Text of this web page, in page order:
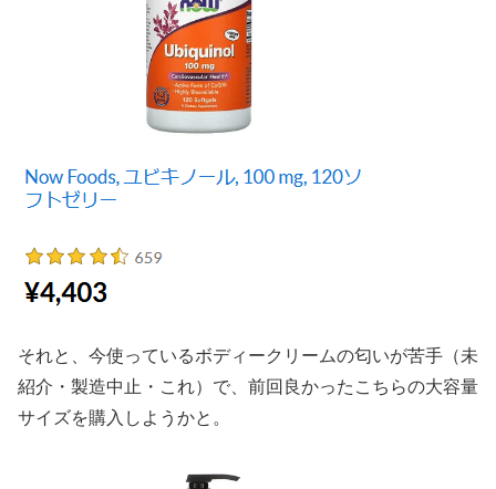
それと、今使っているボディークリームの匂いが苦手（未
紹介・製造中止・これ）で、前回良かったこちらの大容量
サイズを購入しようかと。